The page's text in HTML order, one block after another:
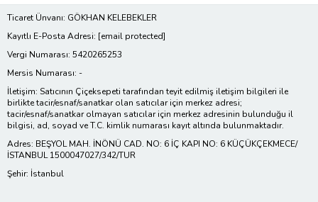
Ticaret Ünvanı: GÖKHAN KELEBEKLER
Kayıtlı E-Posta Adresi: [email protected]
Vergi Numarası: 5420265253
Mersis Numarası: -
İletişim: Satıcının Çiçeksepeti tarafından teyit edilmiş iletişim bilgileri ile
birlikte tacir/esnaf/sanatkar olan satıcılar için merkez adresi;
tacir/esnaf/sanatkar olmayan satıcılar için merkez adresinin bulunduğu il
bilgisi, ad, soyad ve T.C. kimlik numarası kayıt altında bulunmaktadır.
Adres: BEŞYOL MAH. İNÖNÜ CAD. NO: 6 İÇ KAPI NO: 6 KÜÇÜKÇEKMECE/
İSTANBUL 1500047027/342/TUR
Şehir: İstanbul